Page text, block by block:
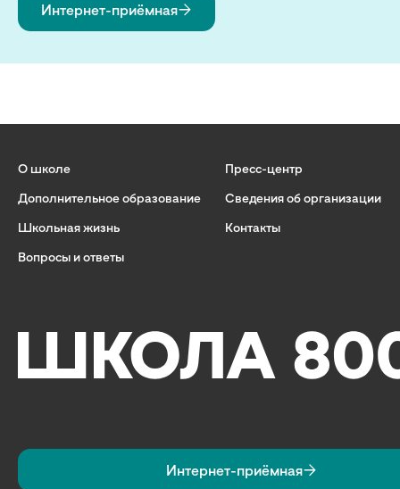
Интернет-приёмная
О школе
Дополнительное образование
Школьная жизнь
Вопросы и ответы
Пресс-центр
Сведения об организации
Контакты
Интернет-приёмная